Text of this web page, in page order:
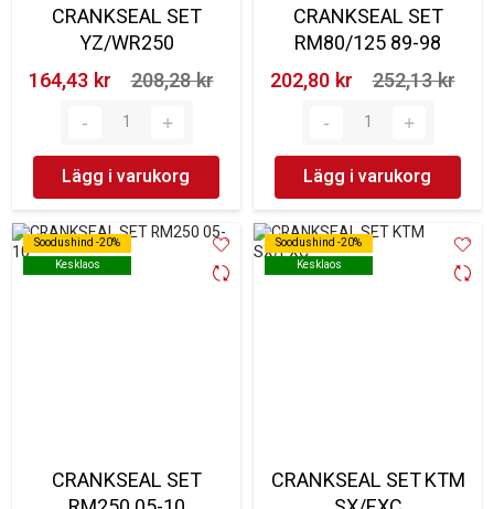
CRANKSEAL SET
YZ/WR250
164,43 kr‎
208,28 kr‎
Lägg i varukorg
CRANKSEAL SET
RM80/125 89-98
202,80 kr‎
252,13 kr‎
Lägg i varukorg
Soodushind -20%
Kesklaos
Soodushind -20%
Kesklaos
CRANKSEAL SET
Soodushind -20%
Kesklaos
Soodushind -20%
Kesklaos
CRANKSEAL SET KTM